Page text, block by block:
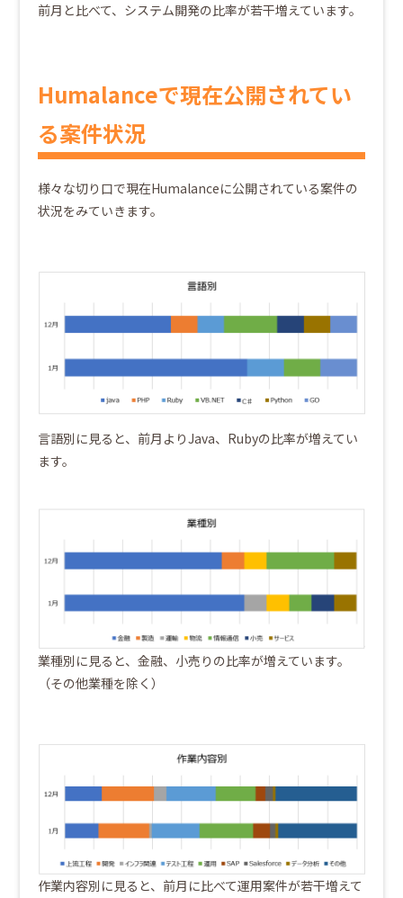
前月と比べて、システム開発の比率が若干増えています。
Humalanceで現在公開されてい
る案件状況
様々な切り口で現在Humalanceに公開されている案件の
状況をみていきます。
言語別に見ると、前月よりJava、Rubyの比率が増えてい
ます。
業種別に見ると、金融、小売りの比率が増えています。
（その他業種を除く）
作業内容別に見ると、前月に比べて運用案件が若干増えて